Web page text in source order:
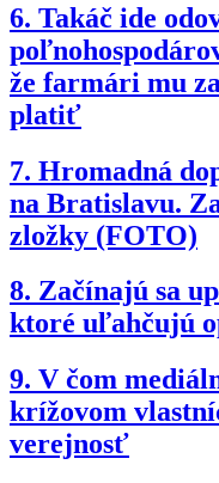
6. Takáč ide
že farmári mu
platiť
7. Hromadná
na Bratislavu.
zložky (FOTO)
8. Začínajú sa
ktoré uľahčujú
9. V čom
krížovom
verejnosť